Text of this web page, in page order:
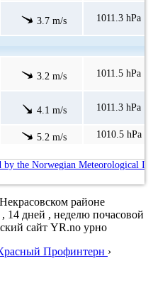
3.7 m/s 1011.3 hPa
3.2 m/s 1011.5 hPa
4.1 m/s 1011.3 hPa
5.2 m/s 1010.5 hPa
by the Norwegian Meteorological
районе
14 дней , неделю почасовой
сайт YR.no урно
Профинтерн ›